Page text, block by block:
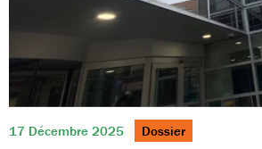
17 Décembre 2025 Dossier